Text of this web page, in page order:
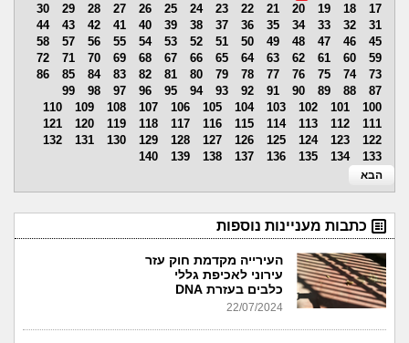
17
18
19
20
21
22
23
24
25
26
27
28
29
30
31
32
33
34
35
36
37
38
39
40
41
42
43
44
45
46
47
48
49
50
51
52
53
54
55
56
57
58
59
60
61
62
63
64
65
66
67
68
69
70
71
72
73
74
75
76
77
78
79
80
81
82
83
84
85
86
87
88
89
90
91
92
93
94
95
96
97
98
99
100
101
102
103
104
105
106
107
108
109
110
111
112
113
114
115
116
117
118
119
120
121
122
123
124
125
126
127
128
129
130
131
132
133
134
135
136
137
138
139
140
הבא
כתבות מעניינות נוספות
העירייה מקדמת חוק עזר
עירוני לאכיפת גללי
כלבים בעזרת DNA
22/07/2024